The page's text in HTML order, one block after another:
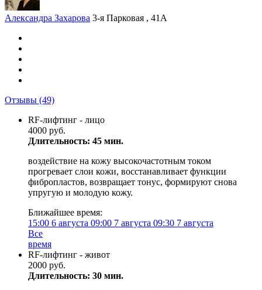
Александра Захарова 3-я Парковая , 41А
Отзывы (49)
RF-лифтинг - лицо
4000 руб.
Длительность: 45 мин.
воздействие на кожу высокочастотным током
прогревает слои кожи, восстанавливает функции
фибропластов, возвращает тонус, формируют снова
упругую и молодую кожу.
Ближайшее время:
15:00 6 августа 09:00 7 августа 09:30 7 августа
Все
время
RF-лифтинг - живот
2000 руб.
Длительность: 30 мин.